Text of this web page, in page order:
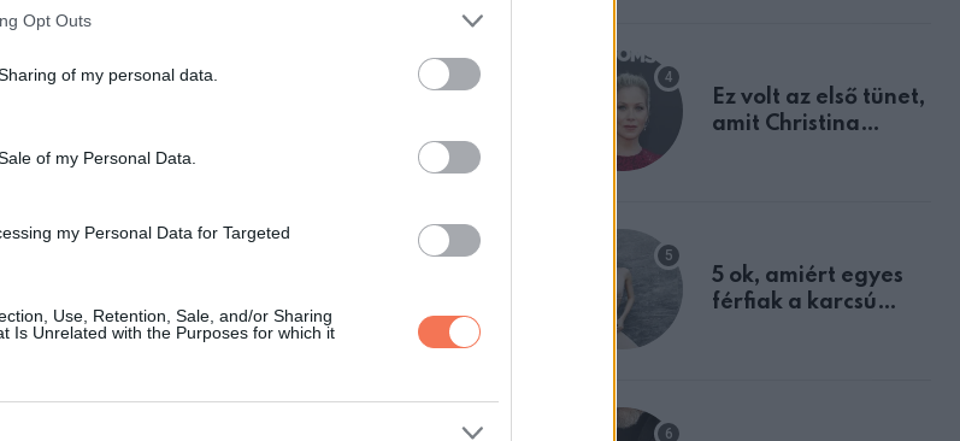
Opt Outs
of my personal data.
of my Personal Data.
my Personal Data for Targeted
Use, Retention, Sale, and/or Sharing
Is Unrelated with the Purposes for which it
Ez volt az első tünet,
amit Christina
5 ok, amiért egyes
férfiak a karcsú